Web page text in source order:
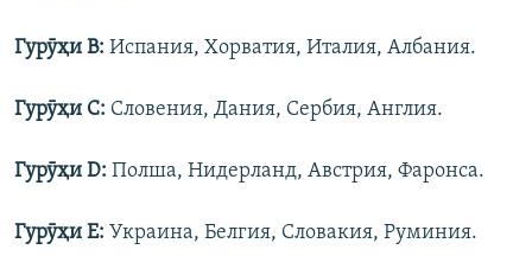
Гурӯҳи B: Испания, Хорватия, Италия, Албания.
Гурӯҳи C: Словения, Дания, Сербия, Англия.
Гурӯҳи D: Полша, Нидерланд, Австрия, Фаронса.
Гурӯҳи E: Украина, Белгия, Словакия, Руминия.